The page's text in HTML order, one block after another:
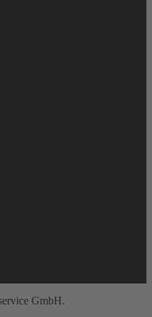
GmbH.